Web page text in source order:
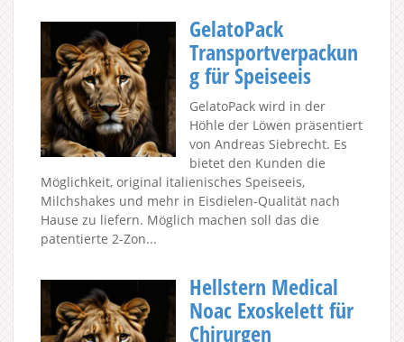
GelatoPack
Transportverpackun
g für Speiseeis
GelatoPack wird in der
Höhle der Löwen präsentiert
von Andreas Siebrecht. Es
bietet den Kunden die
Möglichkeit, original italienisches Speiseeis,
Milchshakes und mehr in Eisdielen-Qualität nach
Hause zu liefern. Möglich machen soll das die
patentierte 2-Zon...
Hellstern Medical
Noac Exoskelett für
Chirurgen